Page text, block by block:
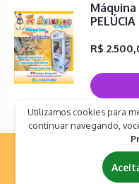
Máquina
PELÚCIA
R$
Utilizamos cookies para
continuar navegando,